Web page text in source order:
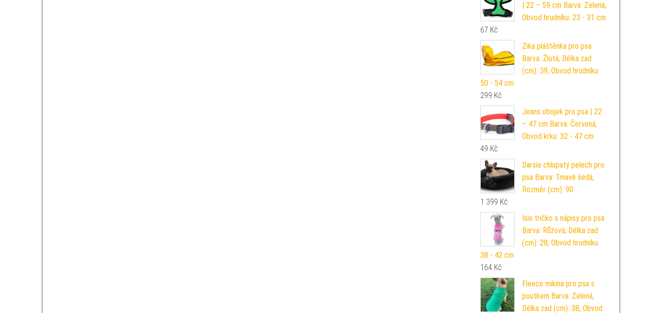
| 22 – 59 cm Barva: Zelená,
Obvod hrudníku: 23 - 31 cm
67 Kč
Zika pláštěnka pro psa
Barva: Žlutá, Délka zad
(cm): 39, Obvod hrudníku:
50 - 54 cm
299 Kč
Jeans obojek pro psa | 22
– 47 cm Barva: Červená,
Obvod krku: 32 - 47 cm
49 Kč
Darsie chlupatý pelech pro
psa Barva: Tmavě šedá,
Rozměr (cm): 90
1 399 Kč
Isis tričko s nápisy pro psa
Barva: Růžová, Délka zad
(cm): 28, Obvod hrudníku:
38 - 42 cm
164 Kč
Fleece mikina pro psa s
poutkem Barva: Zelená,
Délka zad (cm): 38, Obvod